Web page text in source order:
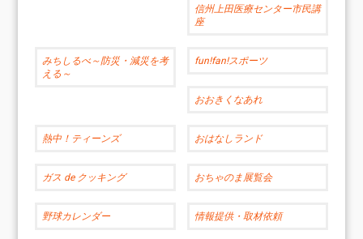
信州上田医療センター市民講
座
みちしるべ～防災・減災を考
える～
fun!fan!スポーツ
おおきくなあれ
熱中！ティーンズ おはなしランド
ガス de クッキング おちゃのま展覧会
野球カレンダー 情報提供・取材依頼